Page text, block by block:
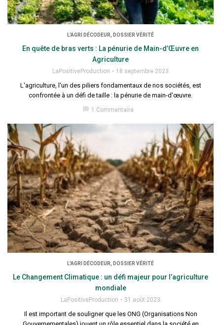
L'AGRI DÉCODEUR, DOSSIER VÉRITÉ
En quête de bras verts : La pénurie de Main-d’Œuvre en
Agriculture
LaPositiveProduction 18 septembre 2023
L'agriculture, l'un des piliers fondamentaux de nos sociétés, est
confrontée à un défi de taille : la pénurie de main-d'œuvre.
1 Commentaire
L'AGRI DÉCODEUR, DOSSIER VÉRITÉ
Le Changement Climatique : un défi majeur pour l’agriculture
mondiale
LaPositiveProduction 31 août 2023
Il est important de souligner que les ONG (Organisations Non